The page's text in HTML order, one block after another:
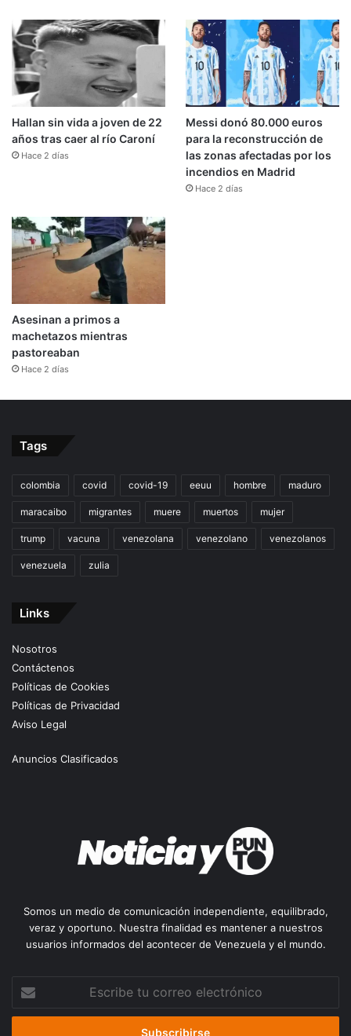
Hallan sin vida a joven de 22
años tras caer al río Caroní
Hace 2 días
Messi donó 80.000 euros
para la reconstrucción de
las zonas afectadas por los
incendios en Madrid
Hace 2 días
Asesinan a primos a
machetazos mientras
pastoreaban
Hace 2 días
Tags
colombia covid covid-19 eeuu hombre maduro
maracaibo migrantes muere muertos mujer
trump vacuna venezolana venezolano venezolanos
venezuela zulia
Links
Nosotros
Contáctenos
Políticas de Cookies
Políticas de Privacidad
Aviso Legal
Anuncios Clasificados
Somos un medio de comunicación independiente, equilibrado,
veraz y oportuno. Nuestra finalidad es mantener a nuestros
usuarios informados del acontecer de Venezuela y el mundo.
correo